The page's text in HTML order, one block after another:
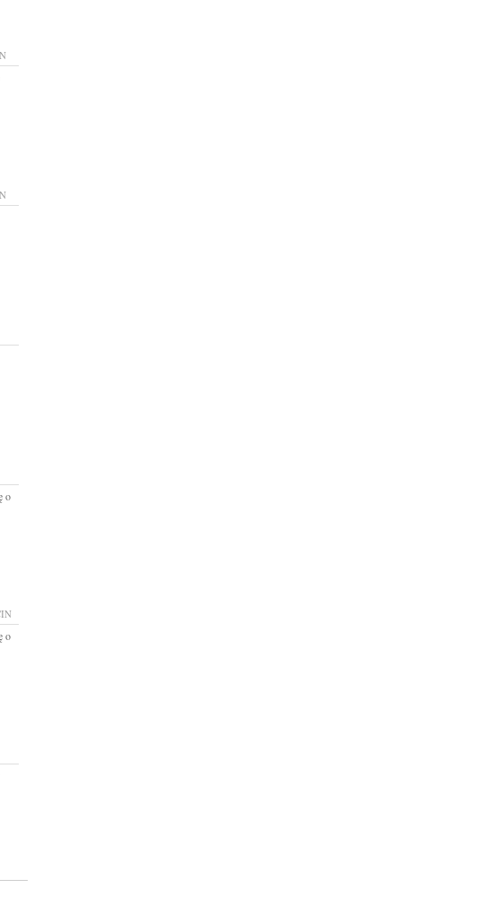
o
o